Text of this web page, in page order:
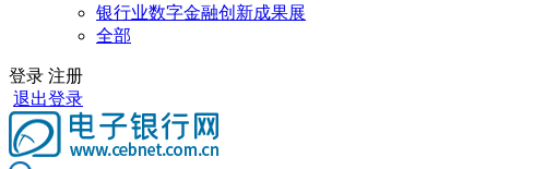
银行业数字金融创新成果展
全部
登录 注册
退出登录